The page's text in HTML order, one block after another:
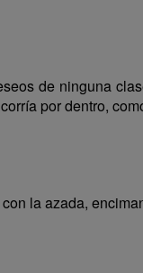
de ninguna
por dentro,
la azada,